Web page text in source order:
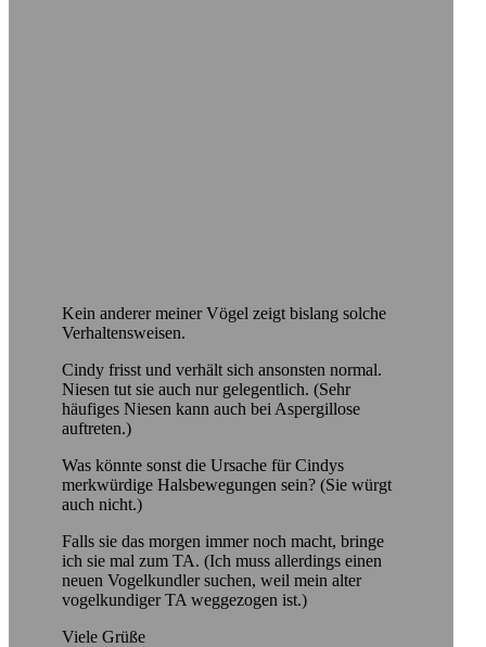
Kein anderer meiner Vögel zeigt bislang solche
Verhaltensweisen.
Cindy frisst und verhält sich ansonsten normal.
Niesen tut sie auch nur gelegentlich. (Sehr
häufiges Niesen kann auch bei Aspergillose
auftreten.)
Was könnte sonst die Ursache für Cindys
merkwürdige Halsbewegungen sein? (Sie würgt
auch nicht.)
Falls sie das morgen immer noch macht, bringe
ich sie mal zum TA. (Ich muss allerdings einen
neuen Vogelkundler suchen, weil mein alter
vogelkundiger TA weggezogen ist.)
Viele Grüße